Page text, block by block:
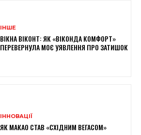
ІНШЕ
ВІКНА ВІКОНТ: ЯК «ВІКОНДА КОМФОРТ»
ПЕРЕВЕРНУЛА МОЄ УЯВЛЕННЯ ПРО ЗАТИШОК
ІННОВАЦІЇ
ЯК МАКАО СТАВ «СХІДНИМ ВЕГАСОМ»